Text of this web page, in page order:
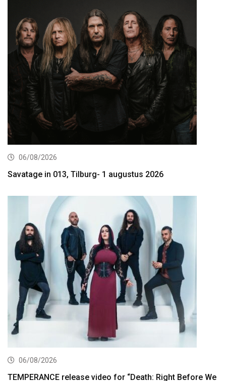
06/08/2026
Savatage in 013, Tilburg- 1 augustus 2026
06/08/2026
TEMPERANCE release video for “Death: Right Before We